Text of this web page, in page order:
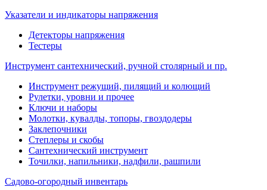
Указатели и индикаторы напряжения
Детекторы напряжения
Тестеры
Инструмент сантехнический, ручной столярный и пр.
Инструмент режущий, пилящий и колющий
Рулетки, уровни и прочее
Ключи и наборы
Молотки, кувалды, топоры, гвоздодеры
Заклепочники
Степлеры и скобы
Сантехнический инструмент
Точилки, напильники, надфили, рашпили
Садово-огородный инвентарь